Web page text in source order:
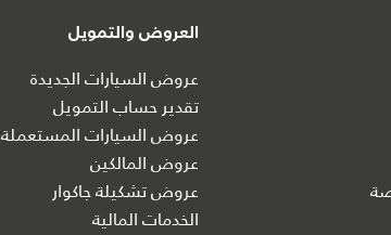
العروض والتمويل
عروض السيارات الجديدة
تقدير حساب التمويل
عروض السيارات المستعملة
عروض المالكين
عروض تشكيلة جاكوار
الخدمات المالية